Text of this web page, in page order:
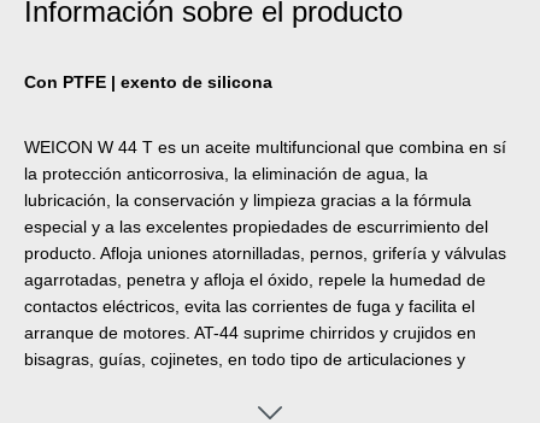
Información sobre el producto
Con PTFE | exento de silicona
WEICON W 44 T es un aceite multifuncional que combina en sí
la protección anticorrosiva, la eliminación de agua, la
lubricación, la conservación y limpieza gracias a la fórmula
especial y a las excelentes propiedades de escurrimiento del
producto. Afloja uniones atornilladas, pernos, grifería y válvulas
agarrotadas, penetra y afloja el óxido, repele la humedad de
contactos eléctricos, evita las corrientes de fuga y facilita el
arranque de motores. AT-44 suprime chirridos y crujidos en
bisagras, guías, cojinetes, en todo tipo de articulaciones y
que no engrasa ni adhiere ni atrae el polvo, protege y conserva